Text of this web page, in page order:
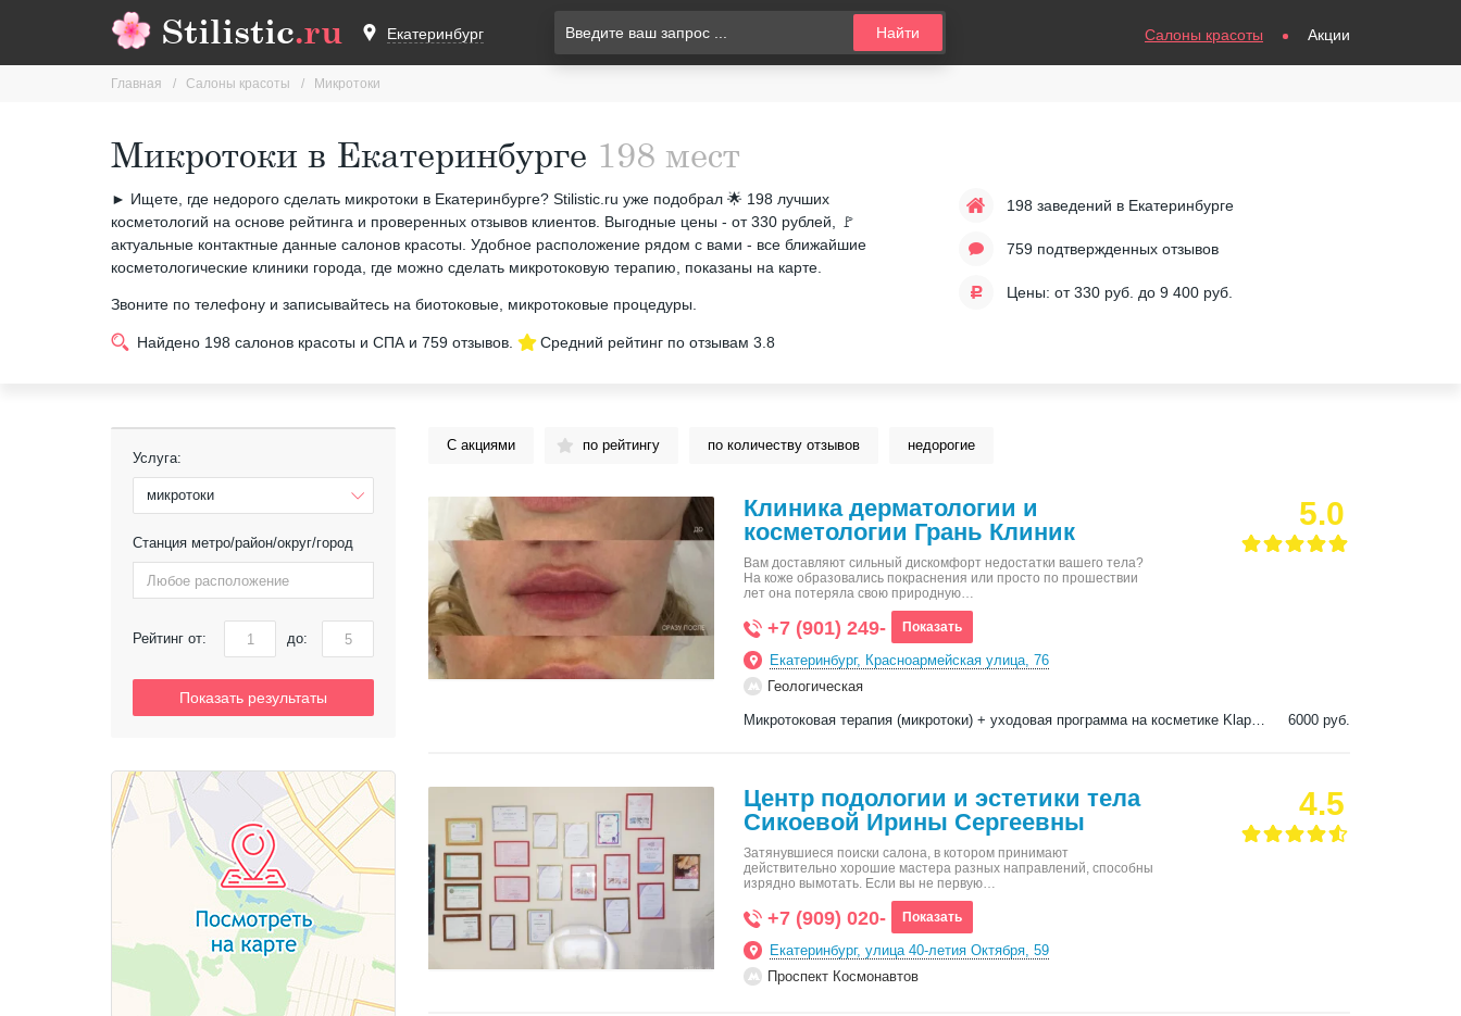
Stilistic.ru Екатеринбург Найти Салоны красоты Акции
Главная Салоны красоты Микротоки
Микротоки в Екатеринбурге 198 мест
► Ищете, где недорого сделать микротоки в Екатеринбурге? Stilistic.ru уже подобрал 🌟 198 лучших
косметологий на основе рейтинга и проверенных отзывов клиентов. Выгодные цены - от 330 рублей, 🚩
актуальные контактные данные салонов красоты. Удобное расположение рядом с вами - все ближайшие
косметологические клиники города, где можно сделать микротоковую терапию, показаны на карте.
Звоните по телефону и записывайтесь на биотоковые, микротоковые процедуры.
Найдено 198 салонов красоты и СПА и 759 отзывов. Средний рейтинг по отзывам 3.8
198 заведений в Екатеринбурге
759 подтвержденных отзывов
Цены: от330руб. до 9 400руб.
Услуга:
микротоки
Станция метро/район/округ/город
Рейтинг от: до:
Показать результаты
С акциями по рейтингу по количеству отзывов недорогие
Клиника дерматологии и
косметологии Грань Клиник
Вам доставляют сильный дискомфорт недостатки вашего тела?
На коже образовались покраснения или просто по прошествии
лет она потеряла свою природную…
5.0
+7 (901) 249- Показать
Екатеринбург, Красноармейская улица, 76
Геологическая
Микротоковая терапия (микротоки) + уходовая программа на косметике Klapp Cosmetics 6000 руб.
Центр подологии и эстетики тела
Сикоевой Ирины Сергеевны
Затянувшиеся поиски салона, в котором принимают
действительно хорошие мастера разных направлений, способны
изрядно вымотать. Если вы не первую…
4.5
+7 (909) 020- Показать
Екатеринбург, улица 40-летия Октября, 59
Проспект Космонавтов